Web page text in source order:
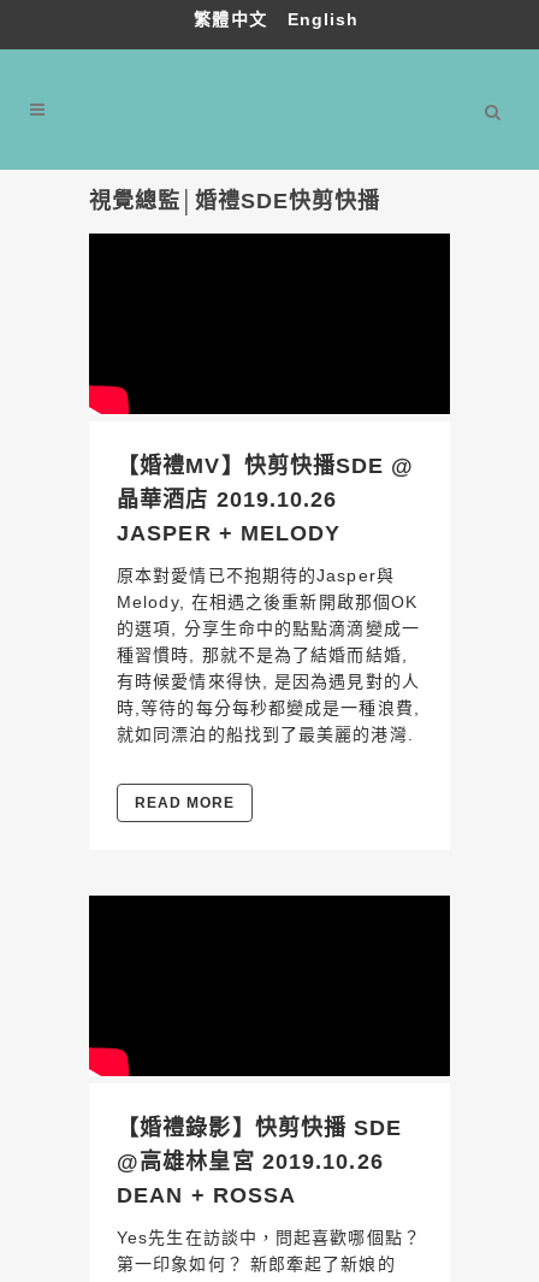
繁體中文 English
視覺總監│婚禮SDE快剪快播
【婚禮MV】快剪快播SDE @
晶華酒店 2019.10.26
JASPER + MELODY
原本對愛情已不抱期待的Jasper與
Melody, 在相遇之後重新開啟那個OK
的選項, 分享生命中的點點滴滴變成一
種習慣時, 那就不是為了結婚而結婚,
有時候愛情來得快, 是因為遇見對的人
時,等待的每分每秒都變成是一種浪費,
就如同漂泊的船找到了最美麗的港灣.
READ MORE
【婚禮錄影】快剪快播 SDE
@高雄林皇宮 2019.10.26
DEAN + ROSSA
Yes先生在訪談中，問起喜歡哪個點？
第一印象如何？ 新郎牽起了新娘的